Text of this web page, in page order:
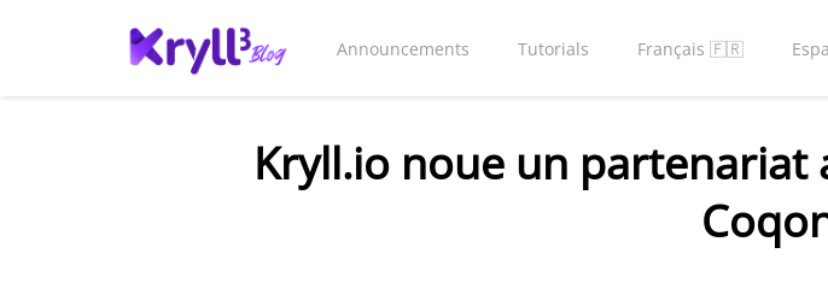
Announcements Tutorials Français 🇫🇷
Kryll.io noue un partenariat